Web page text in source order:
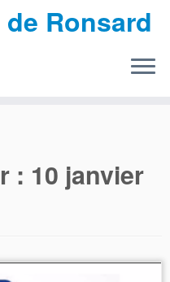
Ronsard
: 10 janvier